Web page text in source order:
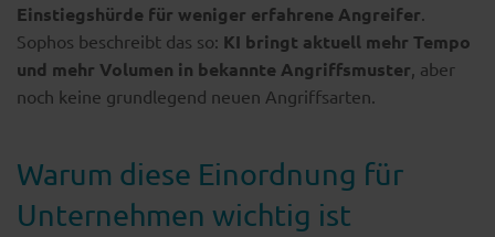
Einstiegshürde für weniger erfahrene Angreifer.
Sophos beschreibt das so: KI bringt aktuell mehr Tempo
und mehr Volumen in bekannte Angriffsmuster, aber
noch keine grundlegend neuen Angriffsarten.
Warum diese Einordnung für
Unternehmen wichtig ist